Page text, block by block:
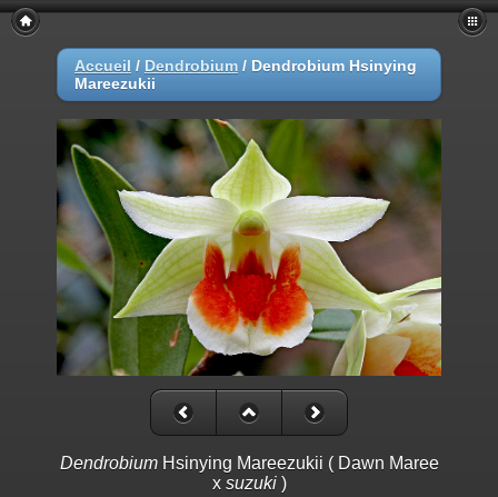
Accueil / Dendrobium / Dendrobium Hsinying
Mareezukii
DendrobiumHsinying Mareezukii ( Dawn Maree
x suzuki)